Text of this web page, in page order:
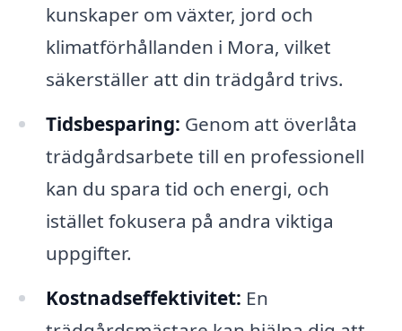
kunskaper om växter, jord och
klimatförhållanden i Mora, vilket
säkerställer att din trädgård trivs.
Tidsbesparing: Genom att överlåta
trädgårdsarbete till en professionell
kan du spara tid och energi, och
istället fokusera på andra viktiga
uppgifter.
Kostnadseffektivitet: En